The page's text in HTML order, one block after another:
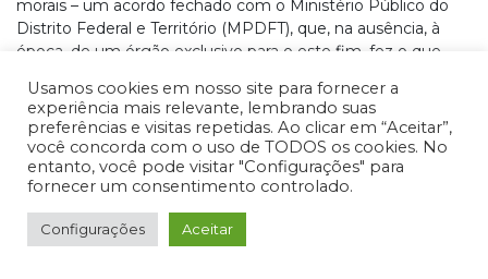
morais – um acordo fechado com o Ministério Público do
Distrito Federal e Território (MPDFT), que, na ausência, à
época, de um órgão exclusivo para o este fim, fez o que
Consentimento e direito de
recusar
O Conselho Regional de Farmácia do Estado do Ceará deve
de dados pessoais, especificando qual a finalidade dessa
utilização – e esse consentimento pode ser retirado a
Usamos cookies em nosso site para fornecer a
experiência mais relevante, lembrando suas
preferências e visitas repetidas. Ao clicar em “Aceitar”,
você concorda com o uso de TODOS os cookies. No
entanto, você pode visitar "Configurações" para
fornecer um consentimento controlado.
Configurações Aceitar